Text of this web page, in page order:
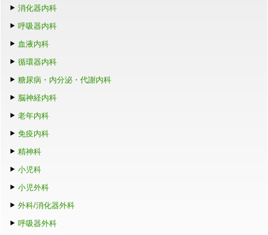
消化器内科
呼吸器内科
血液内科
循環器内科
糖尿病・内分泌・代謝内科
脳神経内科
老年内科
免疫内科
精神科
小児科
小児外科
外科/消化器外科
呼吸器外科